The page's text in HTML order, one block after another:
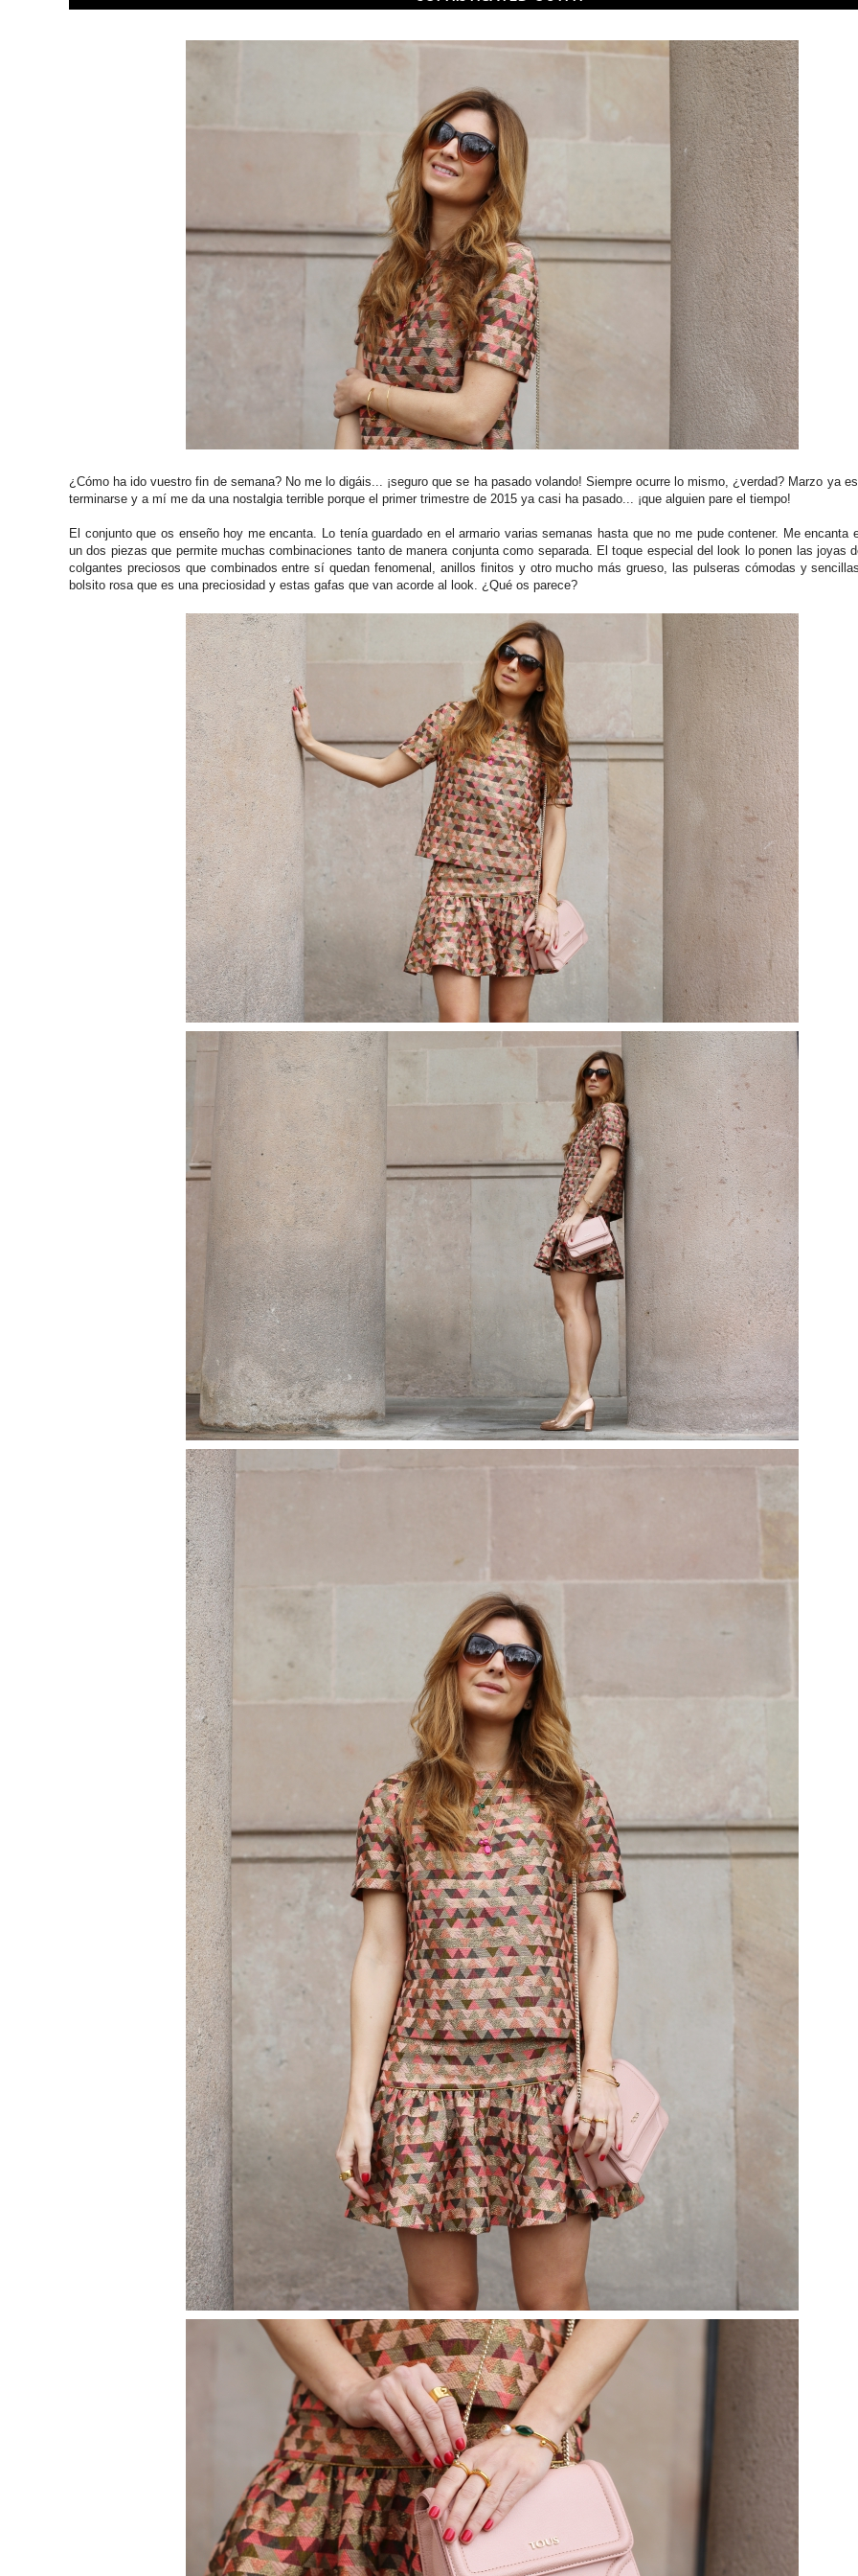
¿Cómo ha ido vuestro fin de semana? No me lo digáis... ¡seguro que se ha pasado volando! Siempre ocurre lo mismo, ¿verdad? Marzo ya
terminarse y a mí me da una nostalgia terrible porque el primer trimestre de 2015 ya casi ha pasado... ¡que alguien pare el tiempo!
El conjunto que os enseño hoy me encanta. Lo tenía guardado en el armario varias semanas hasta que no me pude contener. Me encanta
un dos piezas que permite muchas combinaciones tanto de manera conjunta como separada. El toque especial del look lo ponen las joyas
colgantes preciosos que combinados entre sí quedan fenomenal, anillos finitos y otro mucho más grueso, las pulseras cómodas y
bolsito rosa que es una preciosidad y estas gafas que van acorde al look. ¿Qué os parece?